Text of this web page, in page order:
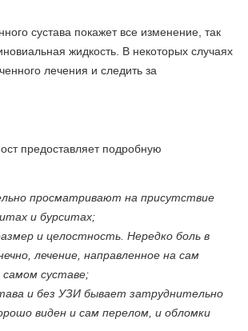
сустава покажет все изменение, так
жидкость. В некоторых случаях
лечения и следить за
предоставляет подробную
просматривают на присутствие
и бурситах;
и целостность. Нередко боль в
лечение, направленное на сам
суставе;
и без УЗИ бывает затруднительно
виден и сам перелом, и обломки